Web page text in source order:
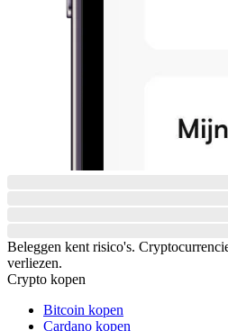
Beleggen kent risico's.
verliezen.
Crypto kopen
Bitcoin kopen
Cardano kopen